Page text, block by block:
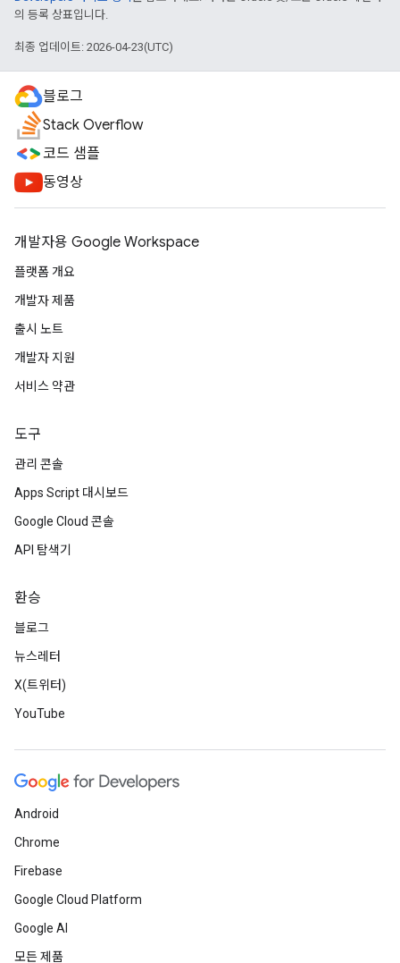
의 등록 상표입니다.
최종 업데이트: 2026-04-23(UTC)
블로그
Stack Overflow
코드 샘플
동영상
개발자용 Google Workspace
플랫폼 개요
개발자 제품
출시 노트
개발자 지원
서비스 약관
도구
관리 콘솔
Apps Script 대시보드
Google Cloud 콘솔
API 탐색기
환승
블로그
뉴스레터
X(트위터)
YouTube
Android
Chrome
Firebase
Google Cloud Platform
Google AI
모든 제품